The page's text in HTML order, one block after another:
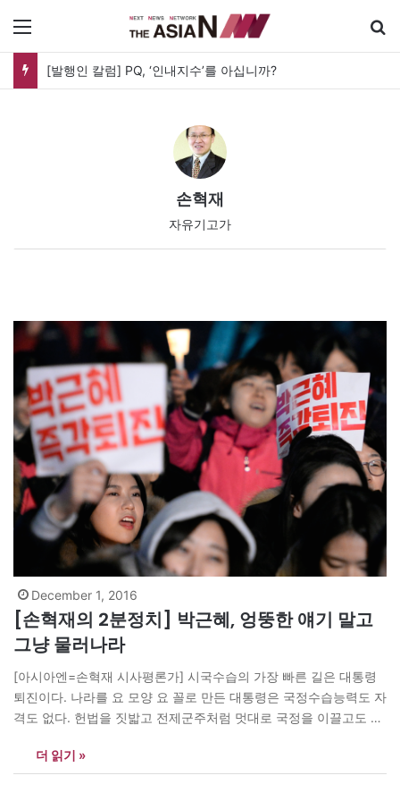
‘최후의 5분’…두 발의 머스킷과 병사가 버티는 시간
손혁재
자유기고가
December 1, 2016
[손혁재의 2분정치] 박근혜, 엉뚱한 얘기 말고
그냥 물러나라
[아시아엔=손혁재 시사평론가] 시국수습의 가장 빠른 길은 대통령
퇴진이다. 나라를 요 모양 요 꼴로 만든 대통령은 국정수습능력도 자
격도 없다. 헌법을 짓밟고 전제군주처럼 멋대로 국정을 이끌고도 뻔
향해 엉뚱한 이야기 하지 말고 그냥 물러나는 게 최선이다.
더 읽기 »